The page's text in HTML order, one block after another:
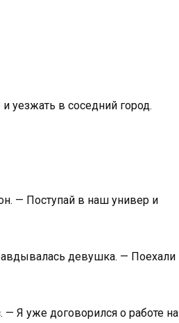
уезжать в соседний город.
— Поступай в наш универ и
девушка. — Поехали
— Я уже договорился о работе на